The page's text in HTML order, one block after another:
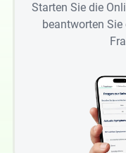
Starten Sie die
beantworten